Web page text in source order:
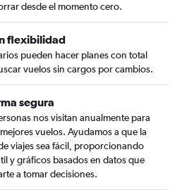
desde el momento cero.
flexibilidad
pueden hacer planes con total
vuelos sin cargos por cambios.
segura
nos visitan anualmente para
vuelos. Ayudamos a que la
viajes sea fácil, proporcionando
y gráficos basados en datos que
a tomar decisiones.